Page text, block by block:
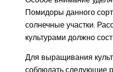
Помидоры данного
солнечные участки.
культурами должно
Для выращивания
соблюдать следующие